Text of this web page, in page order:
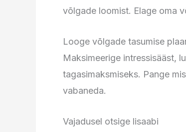
võlgade loomist. Elage oma
Looge võlgade tasumise
Maksimeerige intressisääst,
tagasimaksmiseks. Pange
vabaneda.
Vajadusel otsige lisaabi